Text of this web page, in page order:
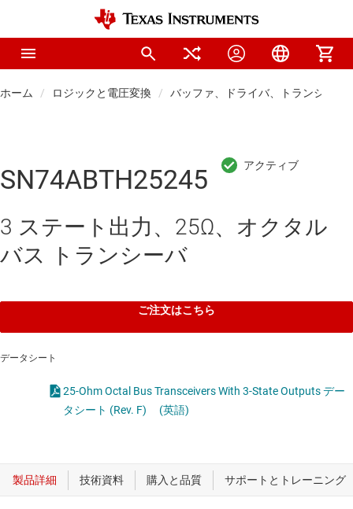
ホーム ロジックと電圧変換 バッファ、ドライバ、トランシーバ
SN74ABTH25245
3 ステート出力、25Ω、オクタル
バス トランシーバ
ご注文はこちら
データシート
25-Ohm Octal Bus Transceivers With 3-State Outputs デー
タシート (Rev. F)
(英語)